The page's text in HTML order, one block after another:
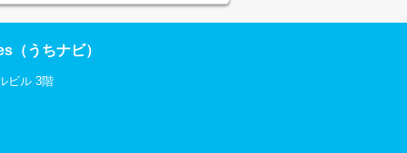
（うちナビ）
ビル 3階